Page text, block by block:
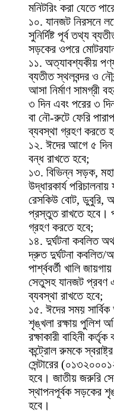
মনিটরিং করা যেতে
১০. যানজট নিরসনে
সুনির্দিষ্ট পূর্ব তথ্য
সড়কের ওপরে
১১. অত্যাবশ্যকীয় পণ্য
ব্যতীত স্থলবন্দর ও
আসা নির্মাণ সামগ্রী
৩ দিন এবং পরের ৩
বা নৌ-রুটে ফেরি
ব্যবস্থা গ্রহণ করতে
১২. ঈদের আগে ৫ দিন
বন্ধ রাখতে হবে;
১৩. বিভিন্ন সড়ক,
উদ্ধারকার্য
রেসকিউ বোট, ডুবুরি,
প্রস্তুত রাখতে হবে।
গ্রহণ করতে হবে;
১৪. দুর্ঘটনা কবলিত
দ্রুত দুর্ঘটনা কবলিত/
পার্শ্ববর্তী খালি
সেতুসহ যানজট প্রবণ
ব্যবস্থা রাখতে হবে;
১৫. ঈদের সময়
শৃঙ্খলা রক্ষায় পুলিশ
রক্ষাকারী বাহিনী
কন্ট্রোল রুমকে
সেন্টারের
হবে। জাতীয় জরুরি
স্থাপনপূর্বক সড়কের
হবে।